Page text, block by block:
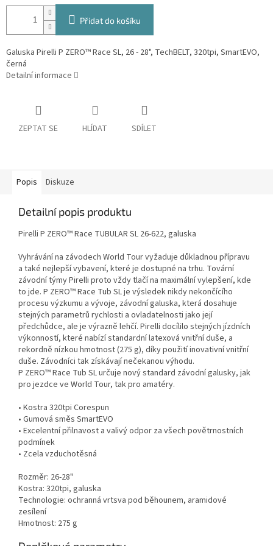
Přidat do košíku
Galuska Pirelli P ZERO™ Race SL, 26 - 28", TechBELT, 320tpi, SmartEVO,
černá
Detailní informace
ZEPTAT SE HLÍDAT SDÍLET
Popis Diskuze
Detailní popis produktu
Pirelli P ZERO™ Race TUBULAR SL 26-622, galuska
Vyhrávání na závodech World Tour vyžaduje důkladnou přípravu
a také nejlepší vybavení, které je dostupné na trhu. Tovární
závodní týmy Pirelli proto vždy tlačí na maximální vylepšení, kde
to jde. P ZERO™ Race Tub SL je výsledek nikdy nekončícího
procesu výzkumu a vývoje, závodní galuska, která dosahuje
stejných parametrů rychlosti a ovladatelnosti jako její
předchůdce, ale je výrazně lehčí. Pirelli docílilo stejných jízdních
výkonností, které nabízí standardní latexová vnitřní duše, a
rekordně nízkou hmotnost (275 g), díky použití inovativní vnitřní
duše. Závodníci tak získávají nečekanou výhodu.
P ZERO™ Race Tub SL určuje nový standard závodní galusky, jak
pro jezdce ve World Tour, tak pro amatéry.
• Kostra 320tpi Corespun
• Gumová směs SmartEVO
• Excelentní přilnavost a valivý odpor za všech povětrnostních
podmínek
• Zcela vzduchotěsná
Rozměr: 26-28"
Kostra: 320tpi, galuska
Technologie: ochranná vrtsva pod běhounem, aramidové
zesílení
Hmotnost: 275 g